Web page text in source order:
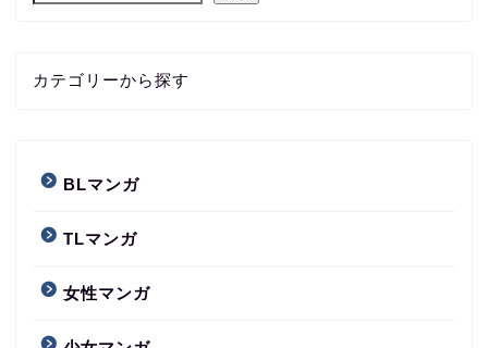
カテゴリーから探す
BLマンガ
TLマンガ
女性マンガ